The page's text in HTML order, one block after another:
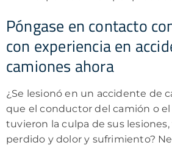
Póngase en contacto
con experiencia en
camiones ahora
¿Se lesionó en un accidente de
que el conductor del camión o
tuvieron la culpa de sus
perdido y dolor y sufrimiento?